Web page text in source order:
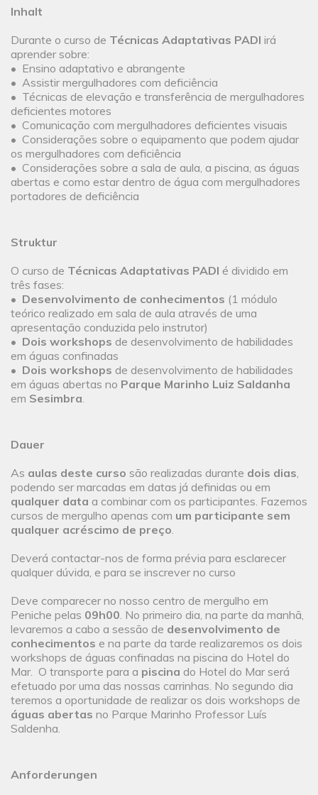
Inhalt
Durante o curso de Técnicas Adaptativas PADI irá
aprender sobre:
• Ensino adaptativo e abrangente
• Assistir mergulhadores com deficiência
• Técnicas de elevação e transferência de mergulhadores
deficientes motores
• Comunicação com mergulhadores deficientes visuais
• Considerações sobre o equipamento que podem ajudar
os mergulhadores com deficiência
• Considerações sobre a sala de aula, a piscina, as águas
abertas e como estar dentro de água com mergulhadores
portadores de deficiência
Struktur
O curso de Técnicas Adaptativas PADI é dividido em
três fases:
• Desenvolvimento de conhecimentos (1 módulo
teórico realizado em sala de aula através de uma
apresentação conduzida pelo instrutor)
• Dois workshops de desenvolvimento de habilidades
em águas confinadas
• Dois workshops de desenvolvimento de habilidades
em águas abertas no Parque Marinho Luiz Saldanha
em Sesimbra.
Dauer
As aulas deste curso são realizadas durante dois dias,
podendo ser marcadas em datas já definidas ou em
qualquer data a combinar com os participantes. Fazemos
cursos de mergulho apenas com um participante sem
qualquer acréscimo de preço.
Deverá contactar-nos de forma prévia para esclarecer
qualquer dúvida, e para se inscrever no curso
Deve comparecer no nosso centro de mergulho em
Peniche pelas 09h00. No primeiro dia, na parte da manhã,
levaremos a cabo a sessão de desenvolvimento de
conhecimentos e na parte da tarde realizaremos os dois
workshops de águas confinadas na piscina do Hotel do
Mar. O transporte para a piscina do Hotel do Mar será
efetuado por uma das nossas carrinhas. No segundo dia
teremos a oportunidade de realizar os dois workshops de
águas abertas no Parque Marinho Professor Luís
Saldenha.
Anforderungen